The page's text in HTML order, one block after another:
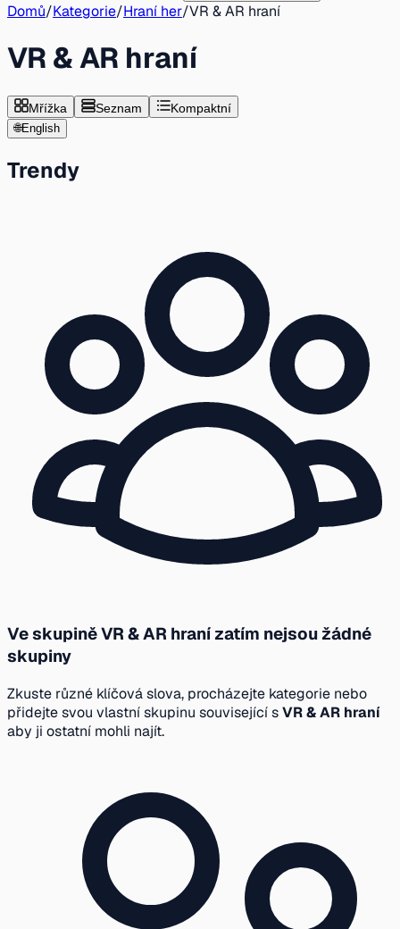
Domů/Kategorie/Hraní her/VR & AR hraní
VR & AR hraní
Mřížka Seznam Kompaktní
🌐English
Trendy
Ve skupině VR & AR hraní zatím nejsou žádné
skupiny
Zkuste různé klíčová slova, procházejte kategorie nebo
přidejte svou vlastní skupinu související sVR & AR hraní
aby ji ostatní mohli najít.